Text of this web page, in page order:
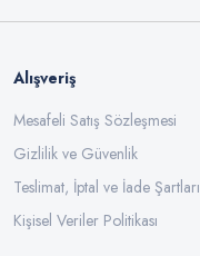
Alışveriş
Mesafeli Satış Sözleşmesi
Gizlilik ve Güvenlik
Teslimat, İptal ve İade Şartları
Kişisel Veriler Politikası